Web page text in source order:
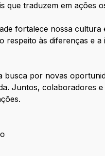
que traduzem em ações
fortalece nossa
respeito às diferenças e
busca por novas
Juntos, colaboradores